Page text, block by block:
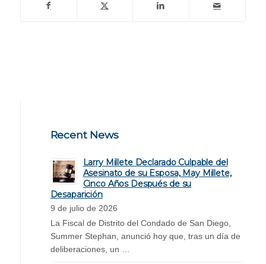
Recent News
Larry Millete Declarado Culpable del
Asesinato de su Esposa, May Millete,
Cinco Años Después de su
Desaparición
9 de julio de 2026
La Fiscal de Distrito del Condado de San Diego,
Summer Stephan, anunció hoy que, tras un día de
deliberaciones, un …